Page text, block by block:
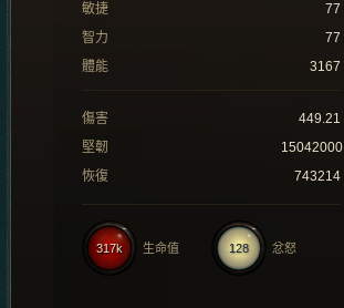
敏捷
77
智力
77
體能
3167
傷害
449.21
堅韌
15042000
恢復
743214
128 忿怒
317k 生命值